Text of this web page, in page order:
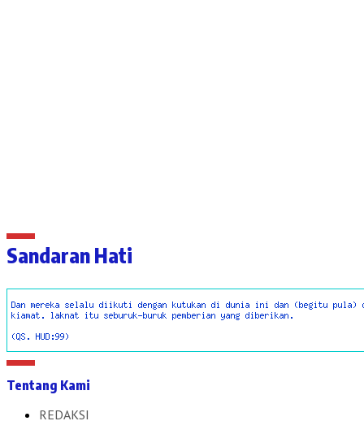
Sandaran Hati
Tentang Kami
REDAKSI